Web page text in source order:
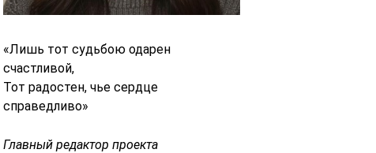
«Лишь тот судьбою одарен
счастливой,
Тот радостен, чье сердце
справедливо»
Главный редактор проекта